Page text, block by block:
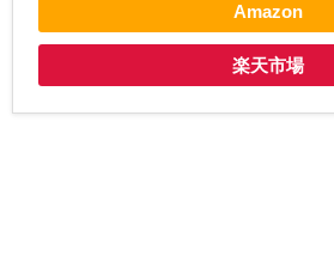
Amazon
楽天市場